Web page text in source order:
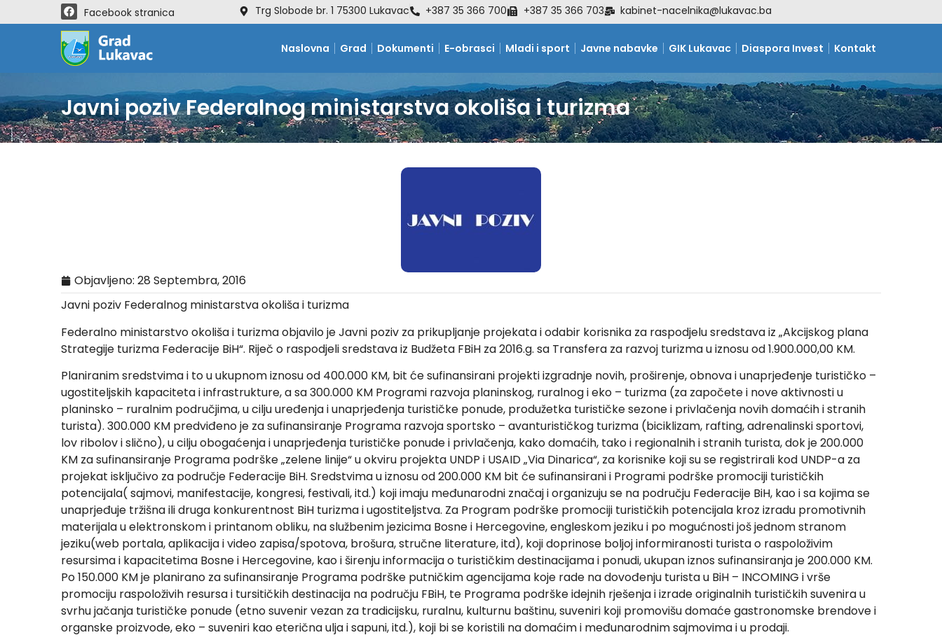
Trg Slobode br. 1 75300 Lukavac +387 35 366 700 +387 35 366 703 kabinet-nacelnika@lukavac.ba
Facebook stranica
Naslovna Grad Dokumenti E-obrasci Mladi i sport Javne nabavke GIK Lukavac Diaspora Invest Kontakt
Javni poziv Federalnog ministarstva okoliša i turizma
Objavljeno: 28 Septembra, 2016
Javni poziv Federalnog ministarstva okoliša i turizma
Federalno ministarstvo okoliša i turizma objavilo je Javni poziv za prikupljanje projekata i odabir korisnika za raspodjelu sredstava iz „Akcijskog plana
Strategije turizma Federacije BiH“. Riječ o raspodjeli sredstava iz Budžeta FBiH za 2016.g. sa Transfera za razvoj turizma u iznosu od 1.900.000,00 KM.
Planiranim sredstvima i to u ukupnom iznosu od 400.000 KM, bit će sufinansirani projekti izgradnje novih, proširenje, obnova i unaprjeđenje turističko –
ugostiteljskih kapaciteta i infrastrukture, a sa 300.000 KM Programi razvoja planinskog, ruralnog i eko – turizma (za započete i nove aktivnosti u
planinsko – ruralnim područjima, u cilju uređenja i unaprjeđenja turističke ponude, produžetka turističke sezone i privlačenja novih domaćih i stranih
turista). 300.000 KM predviđeno je za sufinansiranje Programa razvoja sportsko – avanturističkog turizma (biciklizam, rafting, adrenalinski sportovi,
lov ribolov i slično), u cilju obogaćenja i unaprjeđenja turističke ponude i privlačenja, kako domaćih, tako i regionalnih i stranih turista, dok je 200.000
KM za sufinansiranje Programa podrške „zelene linije“ u okviru projekta UNDP i USAID „Via Dinarica“, za korisnike koji su se registrirali kod UNDP-a za
projekat isključivo za područje Federacije BiH. Sredstvima u iznosu od 200.000 KM bit će sufinansirani i Programi podrške promociji turističkih
potencijala( sajmovi, manifestacije, kongresi, festivali, itd.) koji imaju međunarodni značaj i organizuju se na području Federacije BiH, kao i sa kojima se
unaprjeđuje tržišna ili druga konkurentnost BiH turizma i ugostiteljstva. Za Program podrške promociji turističkih potencijala kroz izradu promotivnih
materijala u elektronskom i printanom obliku, na službenim jezicima Bosne i Hercegovine, engleskom jeziku i po mogućnosti još jednom stranom
jeziku(web portala, aplikacija i video zapisa/spotova, brošura, stručne literature, itd), koji doprinose boljoj informiranosti turista o raspoloživim
resursima i kapacitetima Bosne i Hercegovine, kao i širenju informacija o turističkim destinacijama i ponudi, ukupan iznos sufinansiranja je 200.000 KM.
Po 150.000 KM je planirano za sufinansiranje Programa podrške putničkim agencijama koje rade na dovođenju turista u BiH – INCOMING i vrše
promociju raspoloživih resursa i tursitičkih destinacija na području FBiH, te Programa podrške idejnih rješenja i izrade originalnih turističkih suvenira u
svrhu jačanja turističke ponude (etno suvenir vezan za tradicijsku, ruralnu, kulturnu baštinu, suveniri koji promovišu domaće gastronomske brendove i
organske proizvode, eko – suveniri kao eterična ulja i sapuni, itd.), koji bi se koristili na domaćim i međunarodnim sajmovima i u prodaji.